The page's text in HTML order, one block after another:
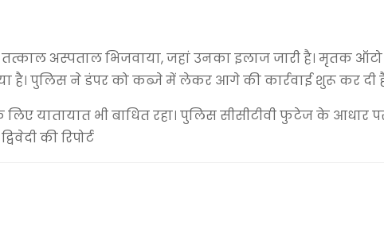
अस्पताल भिजवाया, जहां उनका इलाज जारी है। मृतक
है। पुलिस ने डंपर को कब्जे में लेकर आगे की कार्रवाई शुरू कर दी
यातायात भी बाधित रहा। पुलिस सीसीटीवी फुटेज के आधार
की रिपोर्ट